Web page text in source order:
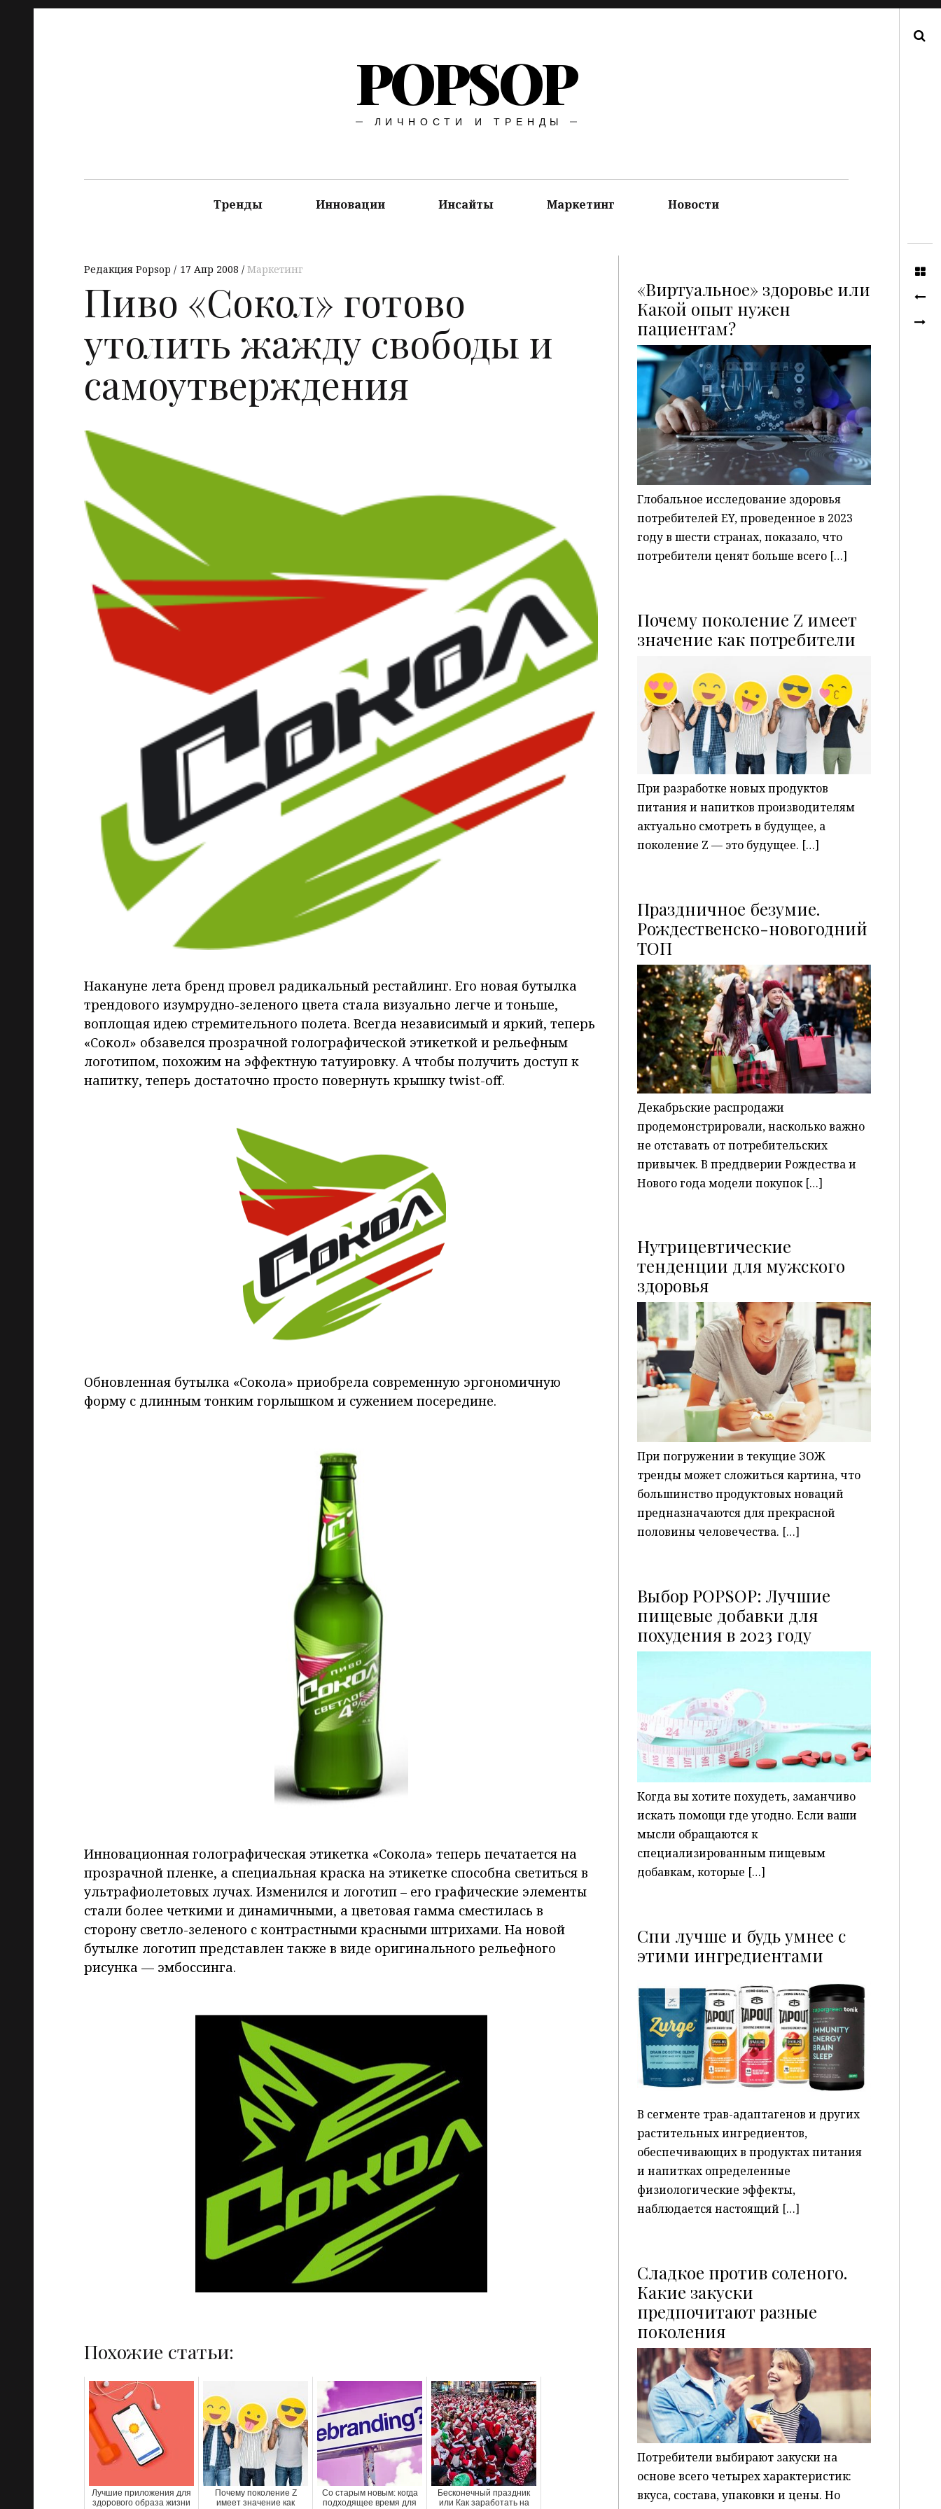
POPSOP
ЛИЧНОСТИ И ТРЕНДЫ
Тренды Инновации Инсайты Маркетинг Новости
Редакция Popsop 17 Апр 2008 Маркетинг
Пиво «Сокол» готово
утолить жажду свободы и
самоутверждения
Накануне лета бренд провел радикальный рестайлинг. Его новая бутылка
трендового изумрудно-зеленого цвета стала визуально легче и тоньше,
воплощая идею стремительного полета. Всегда независимый и яркий, теперь
«Сокол» обзавелся прозрачной голографической этикеткой и рельефным
логотипом, похожим на эффектную татуировку. А чтобы получить доступ к
напитку, теперь достаточно просто повернуть крышку twist-off.
Обновленная бутылка «Сокола» приобрела современную эргономичную
форму с длинным тонким горлышком и сужением посередине.
Инновационная голографическая этикетка «Сокола» теперь печатается на
прозрачной пленке, а специальная краска на этикетке способна светиться в
ультрафиолетовых лучах. Изменился и логотип – его графические элементы
стали более четкими и динамичными, а цветовая гамма сместилась в
сторону светло-зеленого с контрастными красными штрихами. На новой
бутылке логотип представлен также в виде оригинального рельефного
рисунка — эмбоссинга.
Похожие статьи:
Лучшие приложения для
здорового образа жизни
Почему поколение Z
имеет значение как
Со старым новым: когда
подходящее время для
Бесконечный праздник
или Как заработать на
«Виртуальное» здоровье или
Какой опыт нужен
пациентам?P
Глобальное исследование здоровья
потребителей EY, проведенное в 2023
году в шести странах, показало, что
потребители ценят больше всего […]
Почему поколение Z имеет
значение как потребители
P
При разработке новых продуктов
питания и напитков производителям
актуально смотреть в будущее, а
поколение Z — это будущее. […]
Праздничное безумие.
Рождественско-новогодний
ТОП
P
Декабрьские распродажи
продемонстрировали, насколько важно
не отставать от потребительских
привычек. В преддверии Рождества и
Нового года модели покупок […]
Нутрицевтические
тенденции для мужского
здоровья P
При погружении в текущие ЗОЖ
тренды может сложиться картина, что
большинство продуктовых новаций
предназначаются для прекрасной
половины человечества. […]
Выбор POPSOP: Лучшие
пищевые добавки для
похудения в 2023 году
P
Когда вы хотите похудеть, заманчиво
искать помощи где угодно. Если ваши
мысли обращаются к
специализированным пищевым
добавкам, которые […]
Спи лучше и будь умнее с
этими ингредиентами
P
В сегменте трав-адаптагенов и других
растительных ингредиентов,
обеспечивающих в продуктах питания
и напитках определенные
физиологические эффекты,
наблюдается настоящий […]
Сладкое против соленого.
Какие закуски
предпочитают разные
поколенияP
Потребители выбирают закуски на
основе всего четырех характеристик:
вкуса, состава, упаковки и цены. Но